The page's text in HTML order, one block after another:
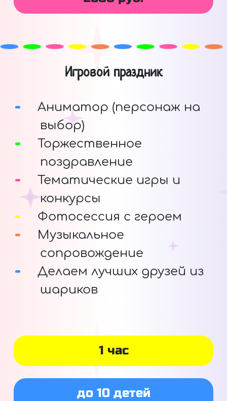
Игровой праздник
Аниматор (персонаж на
выбор)
Торжественное
поздравление
Тематические игры и
конкурсы
Фотосессия с героем
Музыкальное
сопровождение
Делаем лучших друзей из
шариков
1 час
до 10 детей